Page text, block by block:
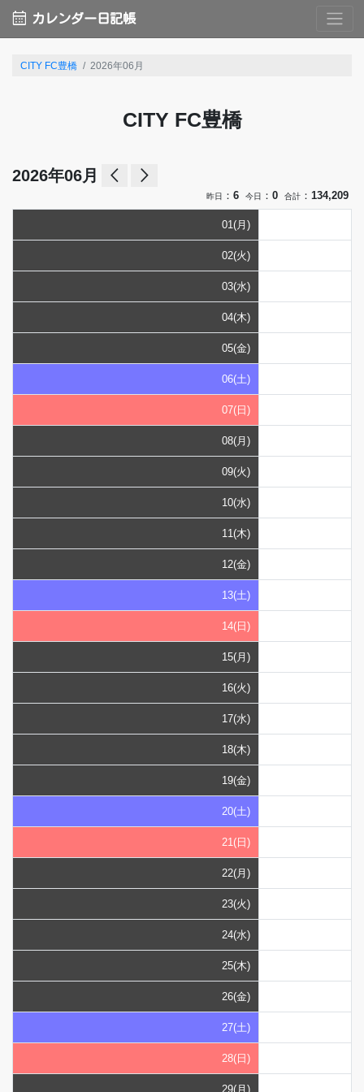
calendar_month カレンダー日記帳
CITY FC豊橋 2026年06月
CITY FC豊橋
2026年06月 arrow_back_ios arrow_forward_ios
昨日 ： 6 今日 ： 0 合計 ： 134,209
01(月)
02(火)
03(水)
04(木)
05(金)
06(土)
07(日)
08(月)
09(火)
10(水)
11(木)
12(金)
13(土)
14(日)
15(月)
16(火)
17(水)
18(木)
19(金)
20(土)
21(日)
22(月)
23(火)
24(水)
25(木)
26(金)
27(土)
28(日)
29(月)